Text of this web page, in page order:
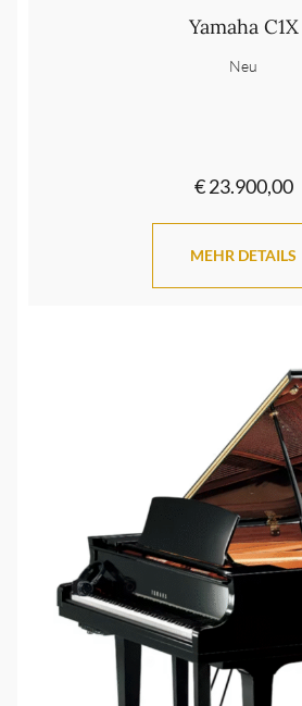
Yamaha C1X
Neu
€ 23.900,00
MEHR DETAILS